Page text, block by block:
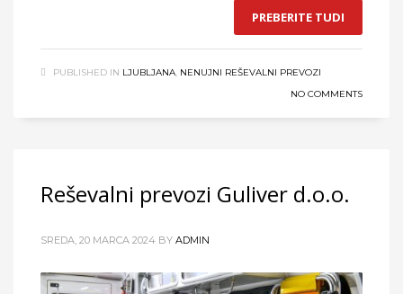
PREBERITE TUDI
PUBLISHED IN LJUBLJANA NENUJNI REŠEVALNI PREVOZI
NO COMMENTS
Reševalni prevozi Guliver d.o.o.
SREDA, 20 MARCA 2024 BY ADMIN